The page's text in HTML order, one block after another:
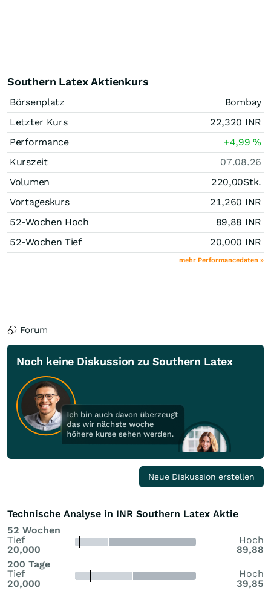
Southern Latex Aktienkurs
Börsenplatz
Bombay
Letzter Kurs
22,320 INR
Performance
+4,99%
Kurszeit
07.08.26
Volumen
220,00Stk.
Vortageskurs
21,260 INR
52-Wochen Hoch
89,88 INR
52-Wochen Tief
20,000 INR
mehr Performancedaten »
Forum
Noch keine Diskussion zu Southern Latex
Neue Diskussion erstellen
Technische Analyse in INR Southern Latex Aktie
52 Wochen
Tief
20,000
Hoch
89,88
200 Tage
Tief
20,000
Hoch
39,85